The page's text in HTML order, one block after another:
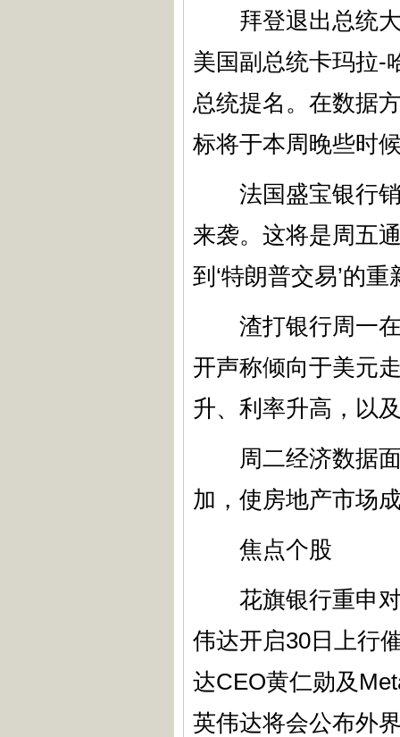
拜登退出总统大
美国副总统卡玛拉-
总统提名。在数据
标将于本周晚些时
法国盛宝银行销
来袭。这将是周五
到‘特朗普交易’的重
渣打银行周一在
开声称倾向于美元
升、利率升高，以
周二经济数据面
加，使房地产市场
焦点个股
花旗银行重申对
伟达开启30日上行
达CEO黄仁勋及
英伟达将会公布外